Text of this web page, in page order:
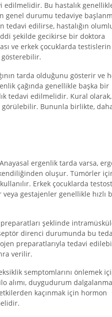
Bu hastalık
genel durumu tedaviye
edilirse, hastalığın
şekilde gecikirse bir doktora
ve erkek çocuklarda
tarda olduğunu gösterir ve
çağında genellikle başka bir
tedavi edilmelidir. Kural
görülebilir. Bununla birlikte,
ergenlik tarda varsa,
oluşur. Tümörler
Erkek çocuklarda
gestajenler genellikle hızlı
şeklinde
direnci durumunda bu
preparatlarıyla tedavi
verilir.
semptomlarını önlemek
alımı, duygudurum
kaçınmak için hormon